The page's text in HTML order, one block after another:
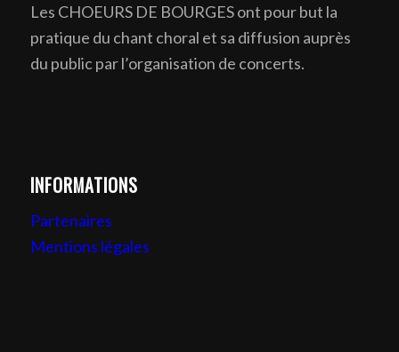
Les CHOEURS DE BOURGES ont pour but la
pratique du chant choral et sa diffusion auprès
du public par l’organisation de concerts.
INFORMATIONS
Partenaires
Mentions légales